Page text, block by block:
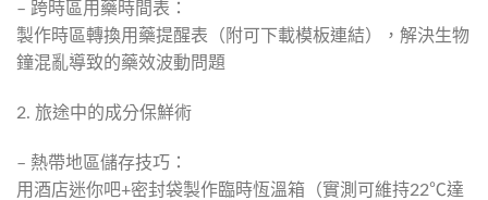
– 跨時區用藥時間表：
製作時區轉換用藥提醒表（附可下載模板連結），解決生物
鐘混亂導致的藥效波動問題
2. 旅途中的成分保鮮術
– 熱帶地區儲存技巧：
用酒店迷你吧+密封袋製作臨時恆溫箱（實測可維持22℃達